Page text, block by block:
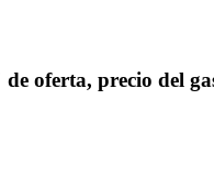
oferta, precio del